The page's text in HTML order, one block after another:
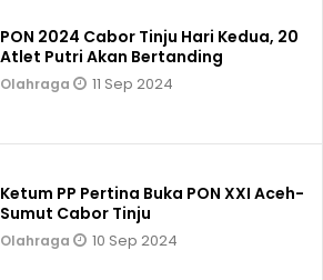
PON 2024 Cabor Tinju Hari Kedua, 20
Atlet Putri Akan Bertanding
Olahraga 11 Sep 2024
Ketum PP Pertina Buka PON XXI Aceh-
Sumut Cabor Tinju
Olahraga 10 Sep 2024